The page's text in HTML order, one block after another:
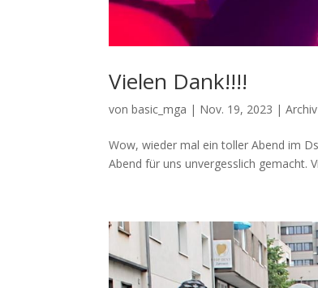
Vielen Dank!!!!
vonbasic_mga | Nov. 19, 2023 |Archiv
Wow, wieder mal ein toller Abend im
Abend für uns unvergesslich gemacht.